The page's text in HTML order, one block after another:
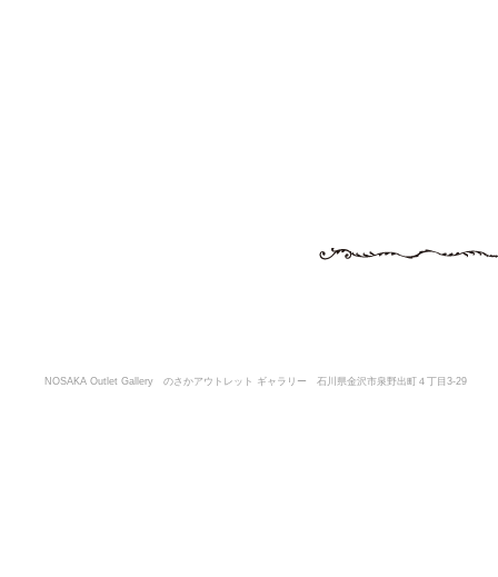
NOSAKA Outlet Gallery のさかアウトレット ギャラリー 石川県金沢市泉野出町４丁目3-29